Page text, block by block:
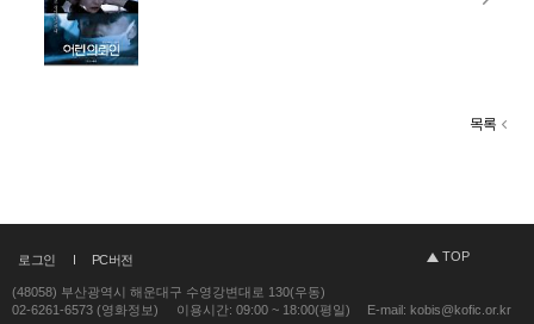
목록
로그인 PC버전 TOP
(48058) 부산광역시 해운대구 수영강변대로 130(우동)
02-6261-6573 (영화정보)
이용시간: 09:00 ~ 18:00(평일) E-mail: kobis@kofic.or.kr